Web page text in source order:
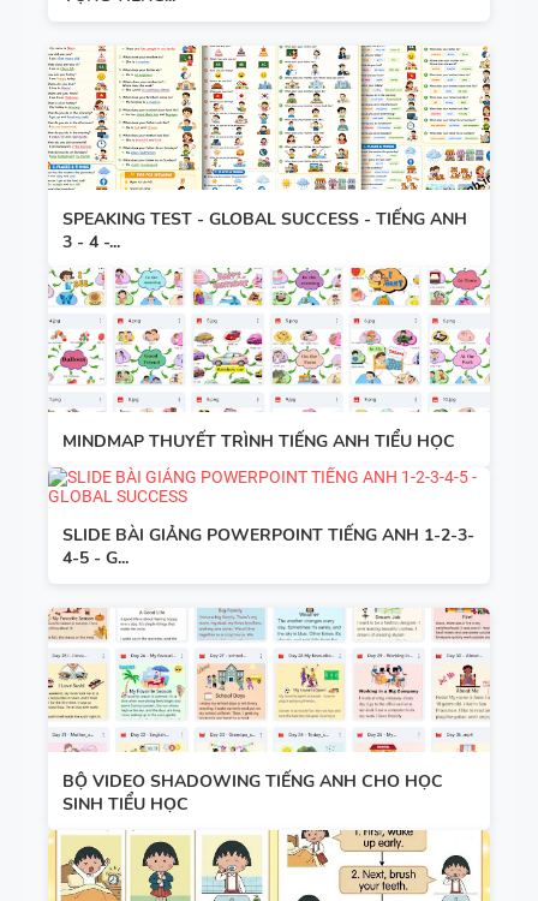
6 - HỌC KỲ
1 - GLOBAL
SUCCESS
TỔNG HỢP
WORD
FORM
UNIT VÀ
CÁC
CHUYÊN ĐỀ
NGỮ PHÁP
- TIẾNG
ANH 9 -
GLOBAL
ÔN VÀO 10
BÀI TẬP
SẮP XẾP
TỪ THÀNH
CÂU VÀ
ĐIỀN TỪ
TRỐNG -
1 - GLOBAL
SUCCESS -
CÓ ĐÁP ÁN
TÀI LIỆU
TIẾNG ANH
7 - GLOBAL
SUCCESS -
HỌC KỲ 1
SPEAKING TEST - GLOBAL SUCCESS - TIẾNG ANH
3 - 4 -...
MINDMAP THUYẾT TRÌNH TIẾNG ANH TIỂU HỌC
SLIDE BÀI GIẢNG POWERPOINT TIẾNG ANH 1-2-3-
4-5 - G...
BỘ VIDEO SHADOWING TIẾNG ANH CHO HỌC
SINH TIỂU HỌC